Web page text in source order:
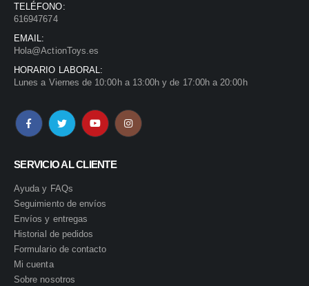
TELÉFONO:
616947674
EMAIL:
Hola@ActionToys.es
HORARIO LABORAL:
Lunes a Viernes de 10:00h a 13:00h y de 17:00h a 20:00h
SERVICIO AL CLIENTE
Ayuda y FAQs
Seguimiento de envíos
Envíos y entregas
Historial de pedidos
Formulario de contacto
Mi cuenta
Sobre nosotros